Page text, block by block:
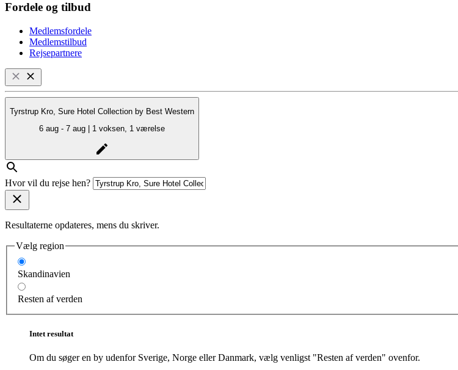
Fordele og tilbud
Medlemsfordele
Medlemstilbud
Rejsepartnere
Tyrstrup Kro, Sure Hotel Collection by Best Western
6 aug - 7 aug | 1 voksen, 1 værelse
Hvor vil du rejse hen?
Resultaterne opdateres, mens du skriver.
Vælg region
Skandinavien
Resten af verden
Intet resultat
Om du søger en by udenfor Sverige, Norge eller Danmark, vælg venligst "Resten af verden" ovenfor.